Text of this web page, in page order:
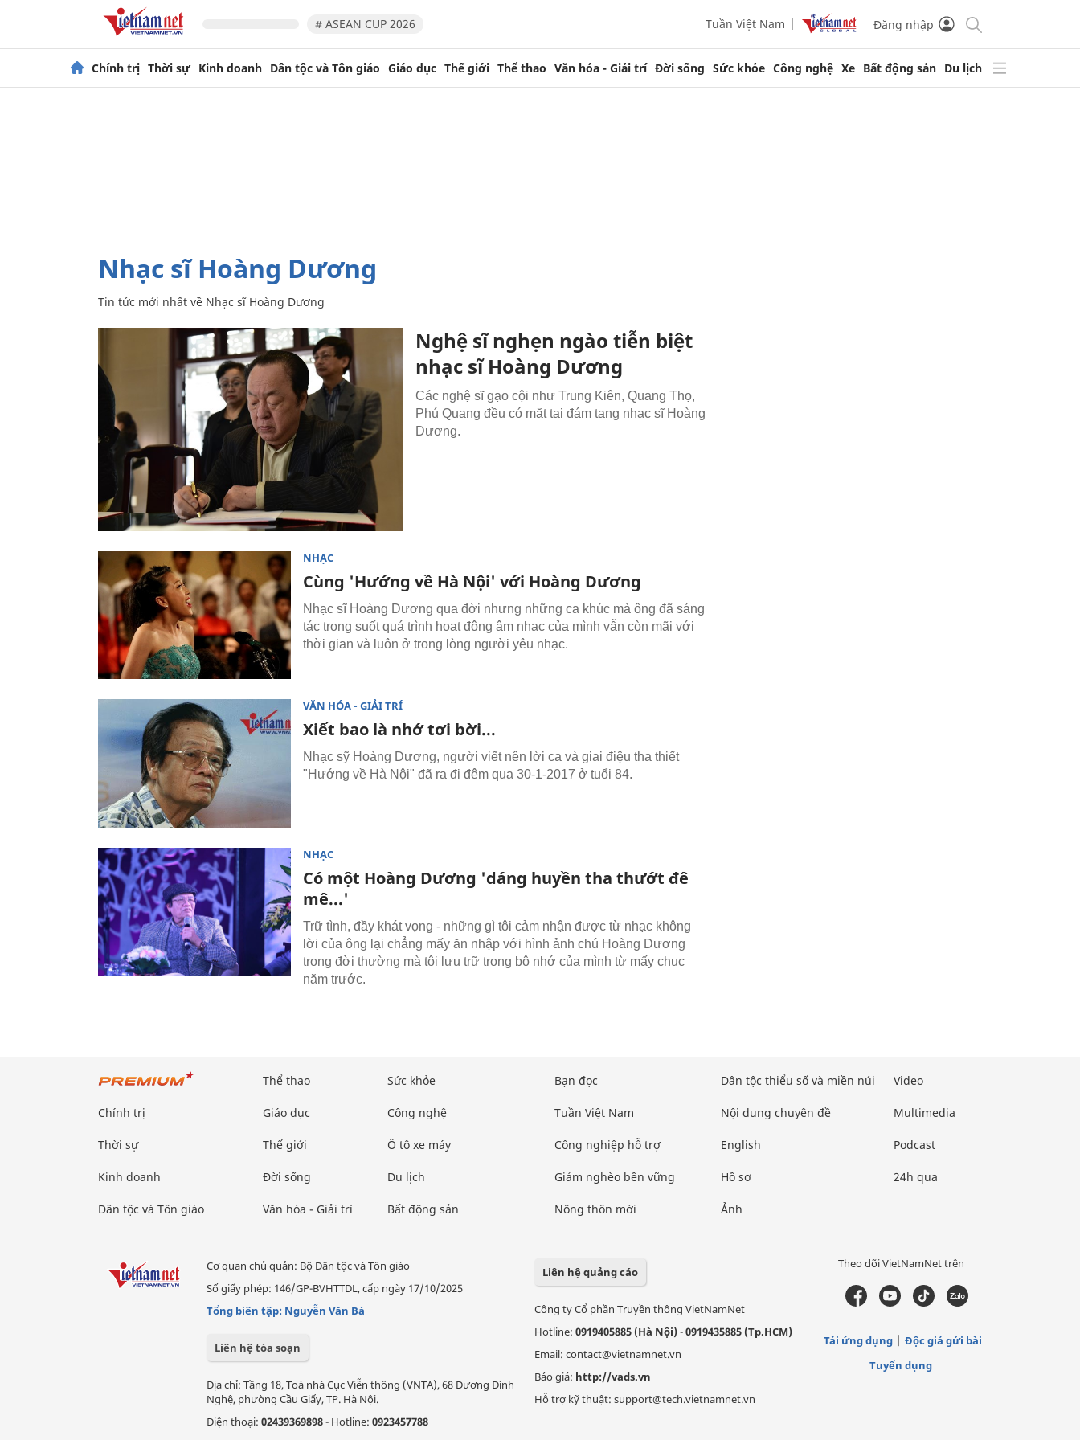
# ASEAN CUP 2026 Tuần Việt Nam Đăng nhập
Chính trị Thời sự Kinh doanh Dân tộc và Tôn giáo Giáo dục Thế giới Thể thao Văn hóa - Giải trí Đời sống Sức khỏe Công nghệ Xe Bất động sản Du lịch
Nhạc sĩ Hoàng Dương
Tin tức mới nhất về Nhạc sĩ Hoàng Dương
Nghệ sĩ nghẹn ngào tiễn biệt
nhạc sĩ Hoàng Dương
Các nghệ sĩ gạo cội như Trung Kiên, Quang Thọ,
Phú Quang đều có mặt tại đám tang nhạc sĩ Hoàng
Dương.
NHẠC
Cùng 'Hướng về Hà Nội' với Hoàng Dương
Nhạc sĩ Hoàng Dương qua đời nhưng những ca khúc mà ông đã sáng
tác trong suốt quá trình hoạt động âm nhạc của mình vẫn còn mãi với
thời gian và luôn ở trong lòng người yêu nhạc.
VĂN HÓA - GIẢI TRÍ
Xiết bao là nhớ tơi bời...
Nhạc sỹ Hoàng Dương, người viết nên lời ca và giai điệu tha thiết
"Hướng về Hà Nội" đã ra đi đêm qua 30-1-2017 ở tuổi 84.
NHẠC
Có một Hoàng Dương 'dáng huyền tha thướt đê
mê...'
Trữ tình, đầy khát vọng - những gì tôi cảm nhận được từ nhạc không
lời của ông lại chẳng mấy ăn nhập với hình ảnh chú Hoàng Dương
trong đời thường mà tôi lưu trữ trong bộ nhớ của mình từ mấy chục
năm trước.
Chính trị
Thời sự
Kinh doanh
Dân tộc và Tôn giáo
Thể thao
Giáo dục
Thế giới
Đời sống
Văn hóa - Giải trí
Sức khỏe
Công nghệ
Ô tô xe máy
Du lịch
Bất động sản
Bạn đọc
Tuần Việt Nam
Công nghiệp hỗ trợ
Giảm nghèo bền vững
Nông thôn mới
Dân tộc thiểu số và miền núi
Nội dung chuyên đề
English
Hồ sơ
Ảnh
Video
Multimedia
Podcast
24h qua
Cơ quan chủ quản: Bộ Dân tộc và Tôn giáo
Số giấy phép: 146/GP-BVHTTDL, cấp ngày 17/10/2025
Tổng biên tập: Nguyễn Văn Bá
Liên hệ tòa soạn
Địa chỉ: Tầng 18, Toà nhà Cục Viễn thông (VNTA), 68 Dương Đình
Nghệ, phường Cầu Giấy, TP. Hà Nội.
Điện thoại: 02439369898- Hotline: 0923457788
Liên hệ quảng cáo
Công ty Cổ phần Truyền thông VietNamNet
Hotline: 0919405885 (Hà Nội)-0919435885 (Tp.HCM)
Email: contact@vietnamnet.vn
Báo giá: http://vads.vn
Hỗ trợ kỹ thuật: support@tech.vietnamnet.vn
Theo dõi VietNamNet trên
Tải ứng dụng
Độc giả gửi bài
Tuyển dụng